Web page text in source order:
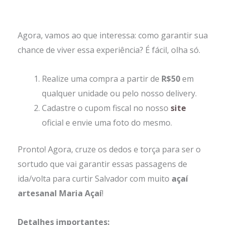
Agora, vamos ao que interessa: como garantir sua
chance de viver essa experiência? É fácil, olha só.
Realize uma compra a partir de R$50em
qualquer unidade ou pelo nosso delivery.
Cadastre o cupom fiscal no nosso site
oficial e envie uma foto do mesmo.
Pronto! Agora, cruze os dedos e torça para ser o
sortudo que vai garantir essas passagens de
ida/volta para curtir Salvador com muito açaí
artesanal Maria Açaí!
Detalhes importantes: